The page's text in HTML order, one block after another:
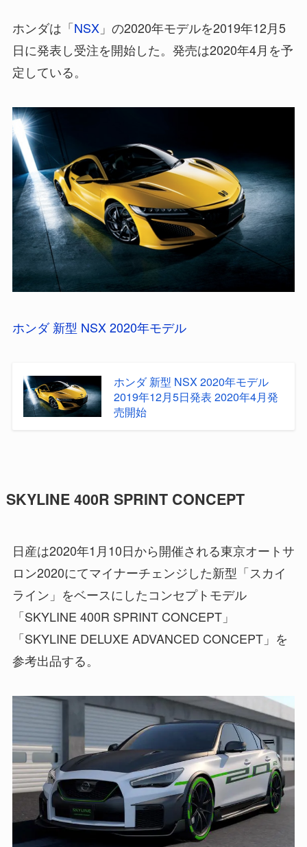
ホンダは「NSX」の2020年モデルを2019年12月5
日に発表し受注を開始した。発売は2020年4月を予
定している。
ホンダ 新型 NSX 2020年モデル
ホンダ 新型 NSX 2020年モデル
2019年12月5日発表 2020年4月発
売開始
SKYLINE 400R SPRINT CONCEPT
日産は2020年1月10日から開催される東京オートサ
ロン2020にてマイナーチェンジした新型「スカイ
ライン」をベースにしたコンセプトモデル
「SKYLINE 400R SPRINT CONCEPT」
「SKYLINE DELUXE ADVANCED CONCEPT」を
参考出品する。